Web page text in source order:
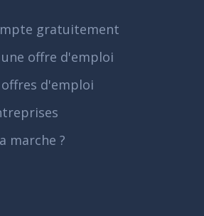
gratuitement
une offre d'emploi
d'emploi
marche ?